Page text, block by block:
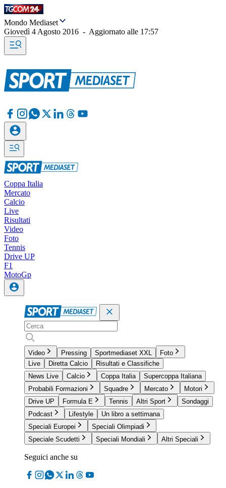
Mondo Mediaset
Giovedì 4 Agosto 2016 - Aggiornato alle 17:57
Coppa Italia
Mercato
Calcio
Live
Risultati
Video
Foto
Tennis
Drive UP
F1
MotoGp
Video Pressing Sportmediaset XXL
Foto
Live
Diretta Calcio
Risultati e Classifiche
News Live
Calcio Coppa Italia
Supercoppa Italiana
Probabili Formazioni
Squadre Mercato
Motori
Drive UP
Formula E Tennis Altri Sport
Sondaggi
Podcast
Lifestyle
Un libro a settimana
Speciali Europei
Speciali Olimpiadi
Speciale Scudetti
Speciali Mondiali Altri Speciali
Seguici anche su